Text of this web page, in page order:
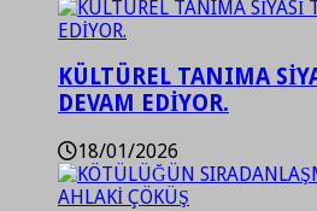
KÜLTÜREL TANIMA
DEVAM EDİYOR.
18/01/2026